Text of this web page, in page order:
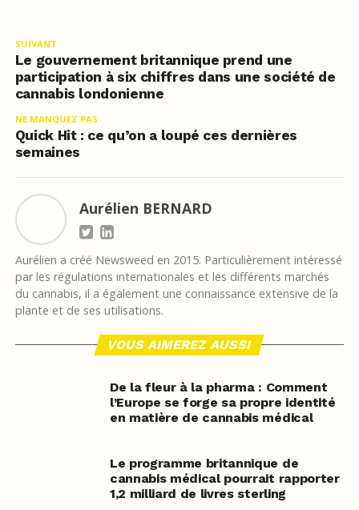
SUIVANT
Le gouvernement britannique prend une
participation à six chiffres dans une société de
cannabis londonienne
NE MANQUEZ PAS
Quick Hit : ce qu’on a loupé ces dernières
semaines
Aurélien BERNARD
Aurélien a créé Newsweed en 2015. Particulièrement intéressé
par les régulations internationales et les différents marchés
du cannabis, il a également une connaissance extensive de la
plante et de ses utilisations.
VOUS AIMEREZ AUSSI
De la fleur à la pharma : Comment
l’Europe se forge sa propre identité
en matière de cannabis médical
Le programme britannique de
cannabis médical pourrait rapporter
1,2 milliard de livres sterling